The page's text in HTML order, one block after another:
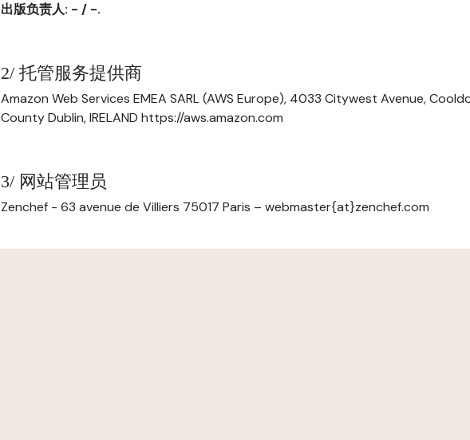
出版负责人: - / -.
2/ 托管服务提供商
Amazon Web Services EMEA SARL (AWS Europe), 4033 Citywest Avenue,
County Dublin, IRELAND https://aws.amazon.com
3/ 网站管理员
Zenchef - 63 avenue de Villiers 75017 Paris – webmaster{at}zenchef.com